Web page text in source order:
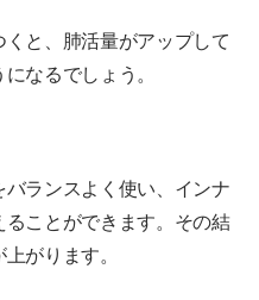
と、肺活量がアップして
なるでしょう。
ランスよく使い、インナ
ことができます。その結
がります。